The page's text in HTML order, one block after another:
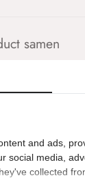
samen
Toevoegen aan
and ads,
social media,
collected